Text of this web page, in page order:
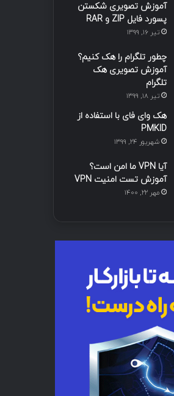
آموزش تصویری شکستن
پسورد فایل ZIP و RAR
تیر ۱۶, ۱۳۹۹
چطور تلگرام را هک کنیم؟
آموزش تصویری هک
تلگرام
تیر ۱۸, ۱۳۹۹
هک وای فای با استفاده از
PMKID
شهریور ۲۴, ۱۳۹۹
آیا VPN ما امن است؟
آموزش تست امنیت VPN
مهر ۲۲, ۱۴۰۰